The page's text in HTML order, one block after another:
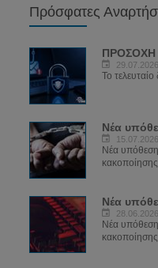
Πρόσφατες
ΠΡΟΣΟΧΗ
29.07.2026
Το
Νέα
15.07.2026
Νέα υπόθεση
κακοποίησης
Νέα
28.06.2026
Νέα υπόθεση
κακοποίησης